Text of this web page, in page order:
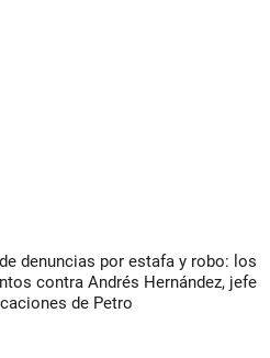
denuncias por estafa y robo: los
contra Andrés Hernández, jefe
de Petro